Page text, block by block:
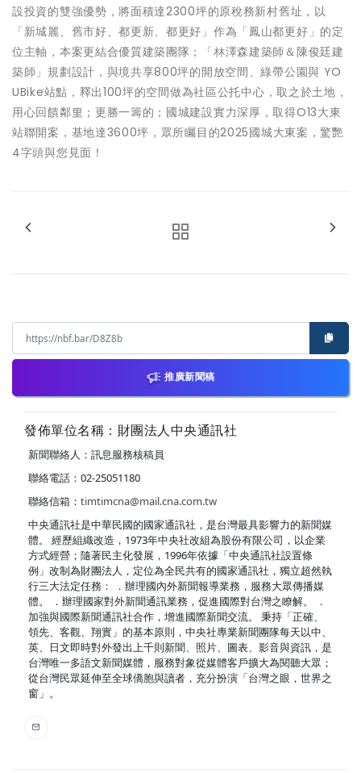
設投資的雙強優勢，將面積達2300坪的原稅務新村舊址，以
「新城麗、舊市好、都更新、都更好」作為「鳳山都更好」的定
位主軸，本案更結合優質建築團隊；「林澤森建築師＆陳俊廷建
築師」規劃設計，與境共享800坪的開放空間、綠帶公園與 YO
UBike站點，釋出100坪的空間做為社區公托中心，取之於土地，
用心回饋鄰里；更勝一籌的；國城建設實力深厚，取得O13大東
站聯開案，基地達3600坪，眾所矚目的2025國城大東案，驚艷
4字頭與您見面！
推廣新聞稿
發佈單位名稱：財團法人中央通訊社
新聞聯絡人：訊息服務核稿員
聯絡電話：02-25051180
聯絡信箱： timtimcna@mail.cna.com.tw
中央通訊社是中華民國的國家通訊社，是台灣最具影響力的新聞媒
體。 經歷組織改造，1973年中央社改組為股份有限公司，以企業
方式經營；隨著民主化發展，1996年依據「中央通訊社設置條
例」改制為財團法人，定位為全民共有的國家通訊社，獨立超然執
行三大法定任務： ．辦理國內外新聞報導業務，服務大眾傳播媒
體。 ．辦理國家對外新聞通訊業務，促進國際對台灣之瞭解。 ．
加強與國際新聞通訊社合作，增進國際新聞交流。 秉持「正確、
領先、客觀、翔實」的基本原則，中央社專業新聞團隊每天以中、
英、日文即時對外發出上千則新聞、照片、圖表、影音與資訊，是
台灣唯一多語文新聞媒體，服務對象從媒體客戶擴大為閱聽大眾；
從台灣民眾延伸至全球僑胞與讀者，充分扮演「台灣之眼，世界之
窗」。